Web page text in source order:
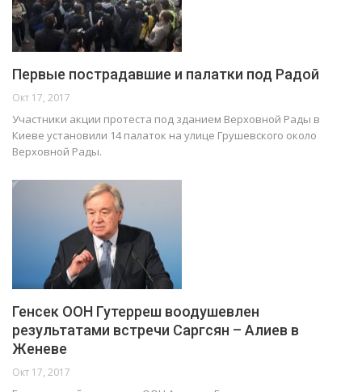
Первые пострадавшие и палатки под Радой
Окт 17, 2017
Участники акции протеста под зданием Верховной Рады в
Киеве установили 14 палаток на улице Грушевского около
Верховной Рады.
Генсек ООН Гутерреш воодушевлен
результатами встречи Саргсян – Алиев в
Женеве
Окт 17, 2017